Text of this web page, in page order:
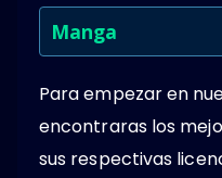
Manga
Para empezar en
encontraras los
sus respectivas